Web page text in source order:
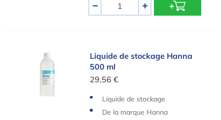
+
Liquide de stockage Hanna 500 ml
Liquide de stockage Hanna
500 ml
29,56 €
Liquide de stockage
De la marque Hanna